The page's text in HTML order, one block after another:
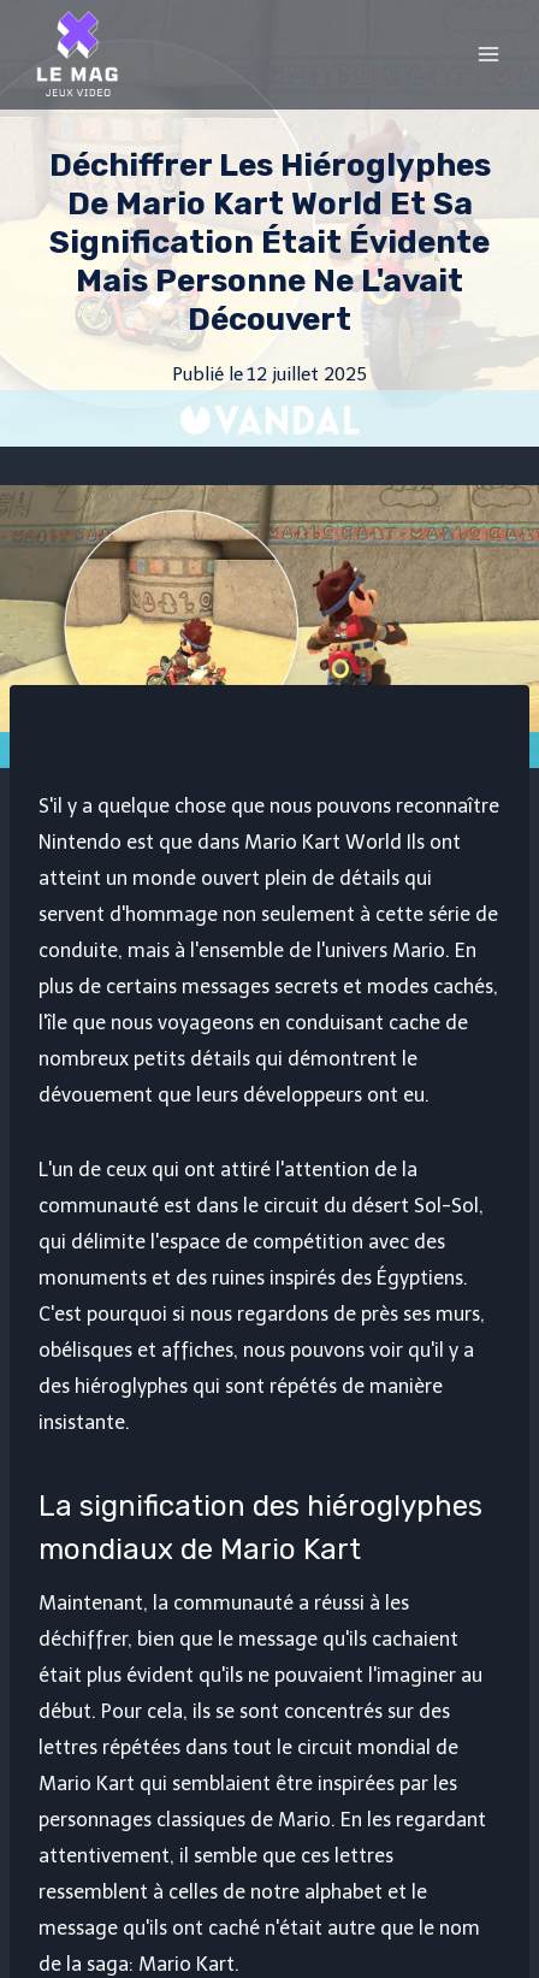
content
Déchiffrer Les Hiéroglyphes
De Mario Kart World Et Sa
Signification Était Évidente
Mais Personne Ne L'avait
Découvert
Publié le12 juillet 2025
S'il y a quelque chose que nous pouvons reconnaître
Nintendo est que dans Mario Kart World
Ils ont
atteint un monde ouvert plein de détails qui
servent d'hommage non seulement à cette série de
conduite, mais à l'ensemble de l'univers Mario. En
plus de certains messages secrets et modes cachés,
l'île que nous voyageons en conduisant cache de
nombreux petits détails qui démontrent le
dévouement que leurs développeurs ont eu.
L'un de ceux qui ont attiré l'attention de la
communauté est dans le circuit du désert Sol-Sol,
qui délimite l'espace de compétition avec des
monuments et des ruines inspirés des Égyptiens.
C'est pourquoi si nous regardons de près ses murs,
obélisques et affiches, nous pouvons voir qu'il y a
des hiéroglyphes qui sont répétés de manière
insistante.
La signification des hiéroglyphes
mondiaux de Mario Kart
Maintenant, la communauté a réussi à les
déchiffrer, bien que le message qu'ils cachaient
était plus évident qu'ils ne pouvaient l'imaginer au
début. Pour cela, ils se sont concentrés sur des
lettres répétées dans tout le circuit mondial de
Mario Kart qui semblaient être inspirées par les
personnages classiques de Mario. En les regardant
attentivement, il semble que ces lettres
ressemblent à celles de notre alphabet et le
message qu'ils ont caché n'était autre que le nom
de la saga: Mario Kart.